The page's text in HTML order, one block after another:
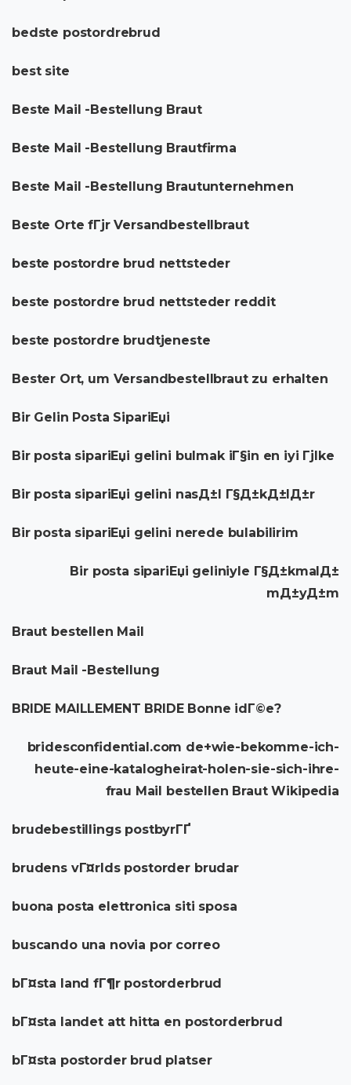
bedste postordrebrud
best site
Beste Mail -Bestellung Braut
Beste Mail -Bestellung Brautfirma
Beste Mail -Bestellung Brautunternehmen
Beste Orte fГјr Versandbestellbraut
beste postordre brud nettsteder
beste postordre brud nettsteder reddit
beste postordre brudtjeneste
Bester Ort, um Versandbestellbraut zu erhalten
Bir Gelin Posta SipariЕџi
Bir posta sipariЕџi gelini bulmak iГ§in en iyi Гјlke
Bir posta sipariЕџi gelini nasД±l Г§Д±kД±lД±r
Bir posta sipariЕџi gelini nerede bulabilirim
Bir posta sipariЕџi geliniyle Г§Д±kmalД±
mД±yД±m
Braut bestellen Mail
Braut Mail -Bestellung
BRIDE MAILLEMENT BRIDE Bonne idГ©e?
bridesconfidential.com de+wie-bekomme-ich-
heute-eine-katalogheirat-holen-sie-sich-ihre-
frau Mail bestellen Braut Wikipedia
brudebestillings postbyrГҐ
brudens vГ¤rlds postorder brudar
buona posta elettronica siti sposa
buscando una novia por correo
bГ¤sta land fГ¶r postorderbrud
bГ¤sta landet att hitta en postorderbrud
bГ¤sta postorder brud platser